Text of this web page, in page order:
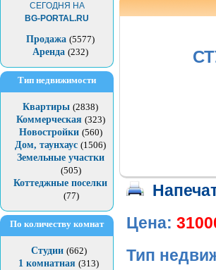
СЕГОДНЯ НА
BG-PORTAL.RU
Продажа (5577)
Аренда (232)
Тип недвижимости
Квартиры (2838)
Коммерческая (323)
Новостройки (560)
Дом, таунхаус (1506)
Земельные участки
(505)
Коттеджные поселки
(77)
По количеству комнат
Студии (662)
1 комнатная (313)
Цена:
Тип